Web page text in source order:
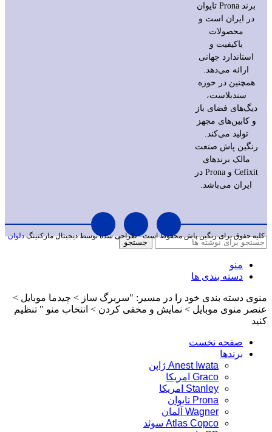
برند Prona تایوان
در ایران است و
محصولات
باکیفیت و
استاندارد جهانی
ارائه می‌دهد.
همچنین در حوزه
سندبلاست،
دیگ‌های فضای باز
و کابین‌های مجهز
تولید می‌کند.
رنگین پاش صنعت
مالک برندهای
Cefixit و Prona در
ایران می‌باشد.
کلیه حقوق برای رنگین پاش محفوظ است طراحی شده توسط دیجیتال مارکتینگدلوان
جستجو
منو
دسته بندی ها
منوی دسته بندی خود را در مسیر: "سربرگ ساز > چیدما موبایل >
عنصر منوی موبایل > نمایش و مخفی کردن > انتخاب منو " تنظیم
کنید
صفحه نخست
برندها
Anest Iwata ژاپن
Graco امریکا
Stanley امریکا
Prona تایوان
Wagner آلمان
Atlas Copco سوئد